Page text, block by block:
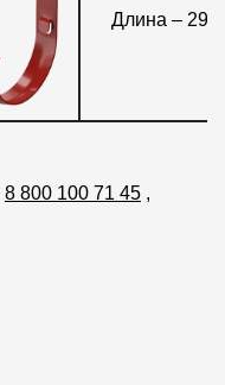
Длина – 298
8 800 100 71 45 ,